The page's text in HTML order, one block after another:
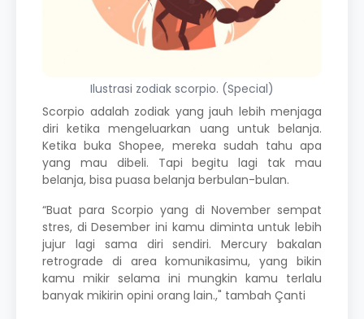
Ilustrasi zodiak scorpio. (Special)
Scorpio adalah zodiak yang jauh lebih menjaga
diri ketika mengeluarkan uang untuk belanja.
Ketika buka Shopee, mereka sudah tahu apa
yang mau dibeli. Tapi begitu lagi tak mau
belanja, bisa puasa belanja berbulan-bulan.
“Buat para Scorpio yang di November sempat
stres, di Desember ini kamu diminta untuk lebih
jujur lagi sama diri sendiri. Mercury bakalan
retrograde di area komunikasimu, yang bikin
kamu mikir selama ini mungkin kamu terlalu
banyak mikirin opini orang lain.," tambah Çanti